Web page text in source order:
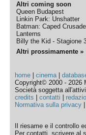
Altri coming soon
Queen Budapest
Linkin Park: Unshatter
Batman: Caped
Lanterns
Billy the Kid - Stagione
Altri prossimamente »
home |cinema|
Copyright© 2000 - 2026
Società soggetta
credits |contatti
Normativa sulla privacy
Il riesame e il controllo
Per contatti, scrivere al